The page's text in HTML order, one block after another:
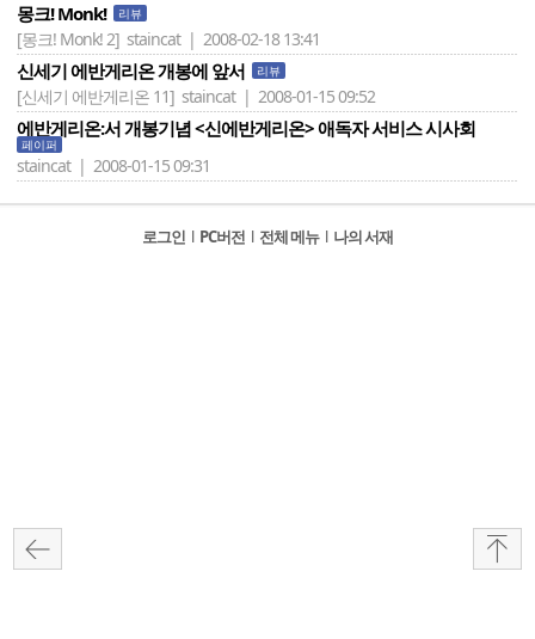
몽크! Monk! 리뷰
[몽크! Monk! 2] staincat | 2008-02-18 13:41
신세기 에반게리온 개봉에 앞서 리뷰
[신세기 에반게리온 11] staincat | 2008-01-15 09:52
에반게리온:서 개봉기념 <신에반게리온> 애독자 서비스 시사회
페이퍼
staincat | 2008-01-15 09:31
로그인 l PC버전 l 전체 메뉴 l 나의 서재